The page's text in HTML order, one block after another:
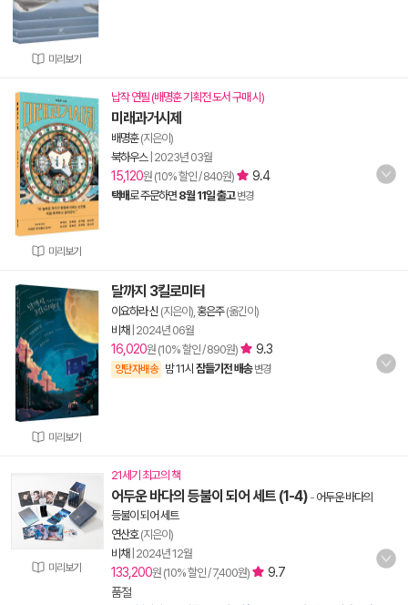
미리보기
미리보기
납작 연필 (배명훈 기획전 도서 구매 시)
미래과거시제
배명훈(지은이)
북하우스| 2023년 03월
15,120원 (10% 할인 / 840원) 9.4
택배로 주문하면 8월 11일 출고 변경
미리보기
달까지 3킬로미터
이요하라 신 (지은이), 홍은주(옮긴이)
비채 2024년 06월
16,020원 (10% 할인 / 890원) 9.3
양탄자배송 밤 11시 잠들기전 배송 변경
미리보기
21세기 최고의 책
어두운 바다의 등불이 되어 세트 (1-4) - 어두운 바다의
등불이 되어 세트
연산호(지은이)
비채 2024년 12월
133,200원 (10% 할인 / 7,400원)
9.7
품절